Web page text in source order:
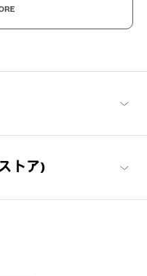
るため、超軽量で耐久性に
トア)